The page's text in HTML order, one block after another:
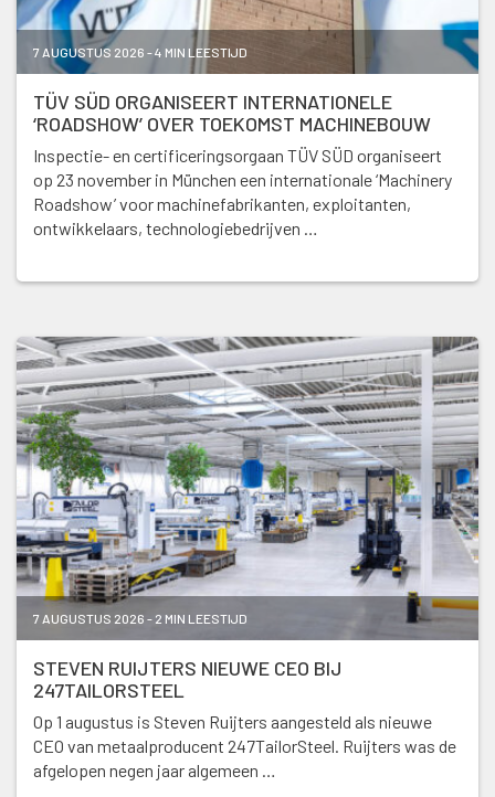
7 AUGUSTUS 2026 - 4 MIN LEESTIJD
TÜV SÜD ORGANISEERT INTERNATIONELE
‘ROADSHOW’ OVER TOEKOMST MACHINEBOUW
Inspectie- en certificeringsorgaan TÜV SÜD organiseert
op 23 november in München een internationale ‘Machinery
Roadshow’ voor machinefabrikanten, exploitanten,
ontwikkelaars, technologiebedrijven …
7 AUGUSTUS 2026 - 2 MIN LEESTIJD
STEVEN RUIJTERS NIEUWE CEO BIJ
247TAILORSTEEL
Op 1 augustus is Steven Ruijters aangesteld als nieuwe
CEO van metaalproducent 247TailorSteel. Ruijters was de
afgelopen negen jaar algemeen …